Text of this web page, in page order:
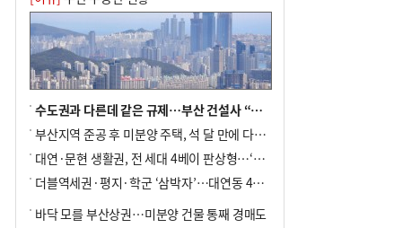
수도권과 다른데 같은 규제…부산 건설사 “쓰러지기 직전”
부산지역 준공 후 미분양 주택, 석 달 만에 다시 3000가구 넘어서
대연·문현 생활권, 전 세대 4베이 판상형…‘더샵 트리센트’ 내달 분양
더블역세권·평지·학군 ‘삼박자’…대연동 42층 브랜드 단지
바닥 모를 부산상권…미분양 건물 통째 경매도